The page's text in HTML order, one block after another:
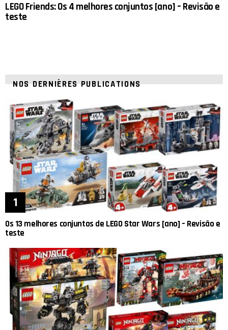
LEGO Friends: Os 4 melhores conjuntos [ano] – Revisão e
teste
NOS DERNIÈRES PUBLICATIONS
Os 13 melhores conjuntos de LEGO Star Wars [ano] – Revisão e
teste